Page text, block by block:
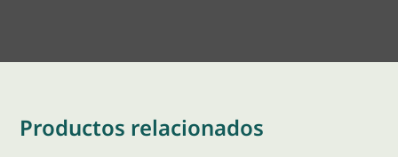
Productos relacionados